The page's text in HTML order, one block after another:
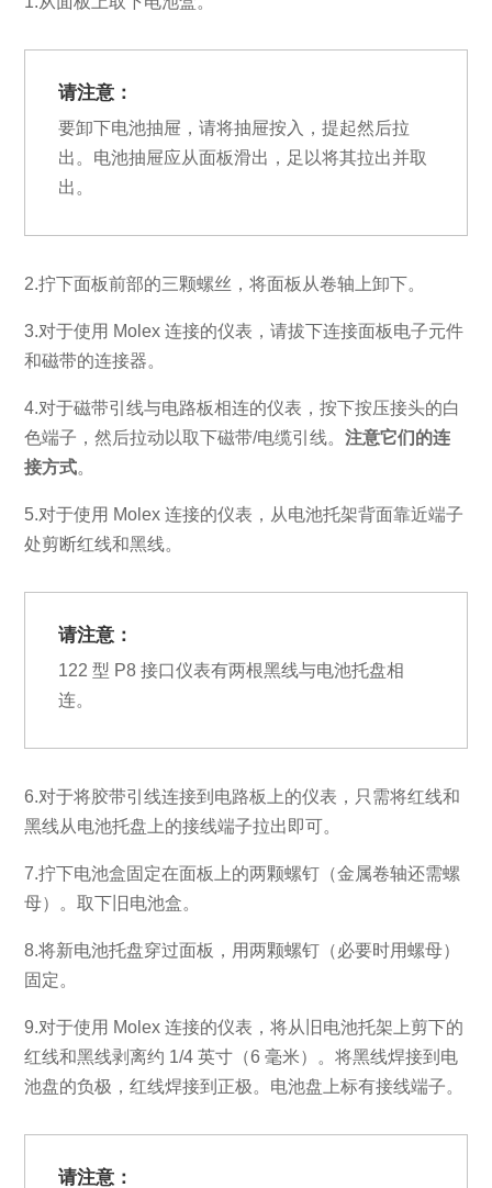
请注意：
要卸下电池抽屉，请将抽屉按入，提起然后拉
出。电池抽屉应从面板滑出，足以将其拉出并取
出。
2.拧下面板前部的三颗螺丝，将面板从卷轴上卸下。
3.对于使用 Molex 连接的仪表，请拔下连接面板电子元件
和磁带的连接器。
4.对于磁带引线与电路板相连的仪表，按下按压接头的白
色端子，然后拉动以取下磁带/电缆引线。注意它们的连
接方式。
5.对于使用 Molex 连接的仪表，从电池托架背面靠近端子
处剪断红线和黑线。
请注意：
122 型 P8 接口仪表有两根黑线与电池托盘相
连。
6.对于将胶带引线连接到电路板上的仪表，只需将红线和
黑线从电池托盘上的接线端子拉出即可。
7.拧下电池盒固定在面板上的两颗螺钉（金属卷轴还需螺
母）。取下旧电池盒。
8.将新电池托盘穿过面板，用两颗螺钉（必要时用螺母）
固定。
9.对于使用 Molex 连接的仪表，将从旧电池托架上剪下的
红线和黑线剥离约 1/4 英寸（6 毫米）。将黑线焊接到电
池盘的负极，红线焊接到正极。电池盘上标有接线端子。
请注意：